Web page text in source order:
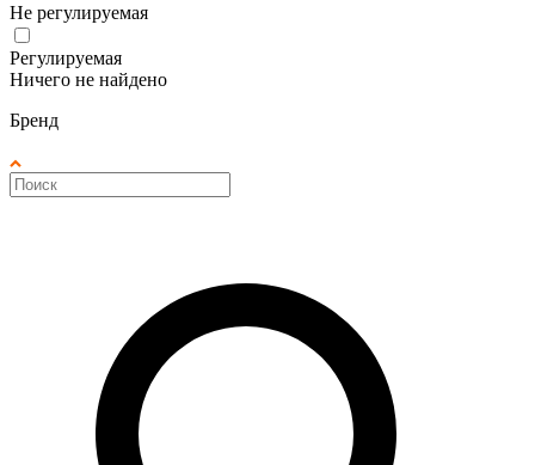
Не регулируемая
Регулируемая
Ничего не найдено
Бренд